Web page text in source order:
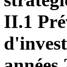
II.1